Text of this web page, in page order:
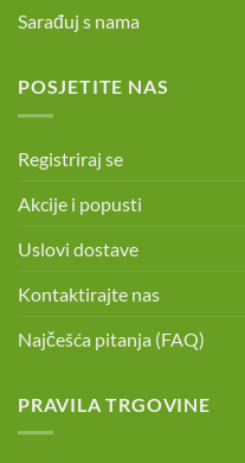
Sarađuj s nama
POSJETITE NAS
Registriraj se
Akcije i popusti
Uslovi dostave
Kontaktirajte nas
Najčešća pitanja (FAQ)
PRAVILA TRGOVINE